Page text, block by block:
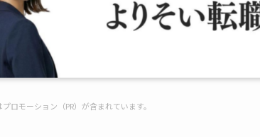
ロモーション（PR）が含まれています。